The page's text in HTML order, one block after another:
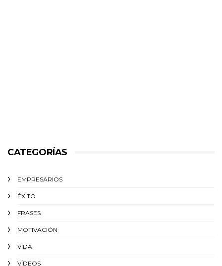
CATEGORÍAS
EMPRESARIOS
ÉXITO‬
FRASES
MOTIVACIÓN
VIDA
VÍDEOS